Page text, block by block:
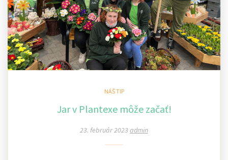
NÁŠ TIP
Jar v Plantexe môže začať!
23. február 2023admin